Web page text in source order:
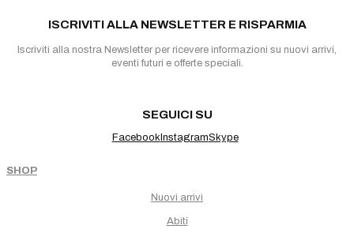
ISCRIVITI ALLA NEWSLETTER E RISPARMIA
Iscriviti alla nostra Newsletter per ricevere informazioni su nuovi arrivi,
eventi futuri e offerte speciali.
SEGUICI SU
FacebookInstagramSkype
SHOP
Nuovi arrivi
Abiti